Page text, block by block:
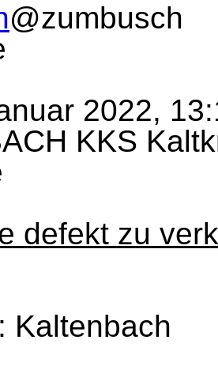
@zumbusch
2022,
KKS
defekt zu
Kaltenbach